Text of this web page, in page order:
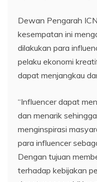
Dewan Pengarah
kesempatan ini
dilakukan para
pelaku ekonomi
dapat menjangkau
“Influencer dapat
dan menarik
menginspirasi
para influencer
Dengan tujuan
terhadap kebijakan